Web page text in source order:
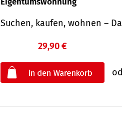
Suchen, kaufen, wohnen –
29,90 €